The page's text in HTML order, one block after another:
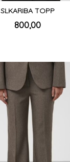
SLKARIBA TOPP
Pris
800,00mva.